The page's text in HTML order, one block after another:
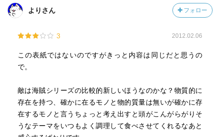
よりさん フォロー
3 2012.02.06
この表紙ではないのですがきっと内容は同じだと思うの
で。
敵は海賊シリーズの比較的新しいほうなのかな？物質的に
存在を持つ、確かに在るモノと物的質量は無いが確かに存
在するモノと言うちょっと考え出すと頭がこんがらがりそ
うなテーマをいつもよく調理して食べさせてくれるなあと